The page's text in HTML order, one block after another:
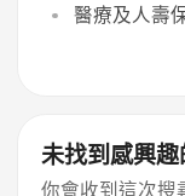
醫療及人壽
未找到感興趣
你會收到這次搜